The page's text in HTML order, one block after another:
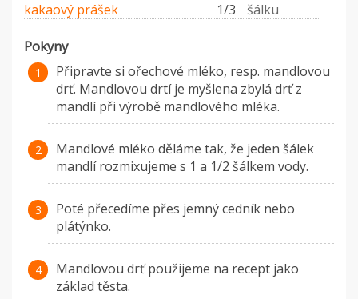
kakaový prášek 1/3 šálku
Pokyny
Připravte si ořechové mléko, resp. mandlovou
drť. Mandlovou drtí je myšlena zbylá drť z
mandlí při výrobě mandlového mléka.
Mandlové mléko děláme tak, že jeden šálek
mandlí rozmixujeme s 1 a 1/2 šálkem vody.
Poté přecedíme přes jemný cedník nebo
plátýnko.
Mandlovou drť použijeme na recept jako
základ těsta.